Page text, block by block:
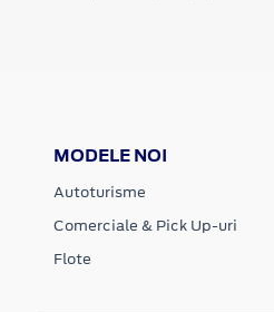
MODELE NOI
Autoturisme
Comerciale & Pick Up-uri
Flote